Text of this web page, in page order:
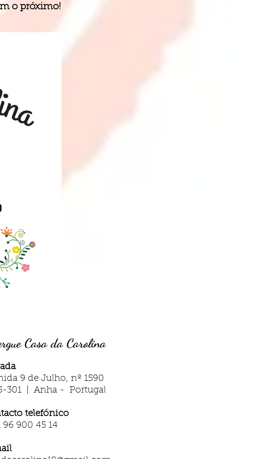
o próximo!
Casa da Carolina
9 de Julho, nº 1590
301 | Anha - Portugal
telefónico
96 900 45 14